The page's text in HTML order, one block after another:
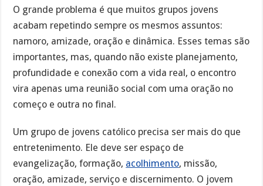
e
Formações
O grande problema é que muitos grupos jovens
acabam repetindo sempre os mesmos assuntos:
namoro, amizade, oração e dinâmica. Esses temas são
importantes, mas, quando não existe planejamento,
profundidade e conexão com a vida real, o encontro
vira apenas uma reunião social com uma oração no
começo e outra no final.
Um grupo de jovens católico precisa ser mais do que
entretenimento. Ele deve ser espaço de
evangelização, formação, acolhimento, missão,
oração, amizade, serviço e discernimento. O jovem